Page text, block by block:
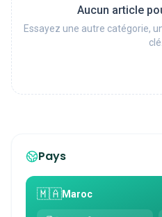
Aucun article
Essayez une autre catégorie,
clé.
Pays
🇲🇦Maroc